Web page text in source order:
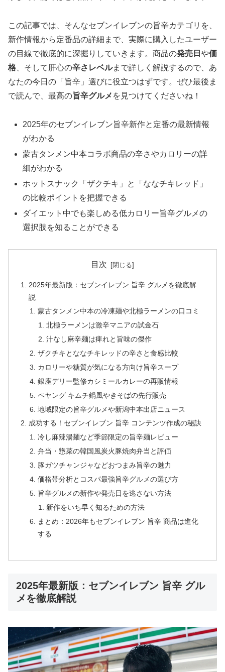
この記事では、そんなセブンイレブンの旨辛カテゴリを、
新作情報から定番品の詳細まで、実際に購入したユーザー
の目線で徹底的に深掘りしていきます。商品の発売日 や価
格 、そして肝心の辛さレベルまで詳しく解説するので、あ
なたの今日の「旨辛」選びに役立つはずです。ぜひ最後ま
で読んで、最高の旨辛グルメ を見つけてくださいね！
2025年のセブンイレブン旨辛新作と定番の最新情報
がわかる
蒙古タンメン中本コラボ商品の辛さやカロリーの詳
細がわかる
ホットスナック「ザクチキ」と「ななチキレッド」
の比較ポイントを把握できる
ダイエット中でも楽しめる低カロリー旨辛グルメの
選択肢を知ることができる
目次
2025年最新版：セブンイレブン 旨辛 グルメを徹底解
説
蒙古タンメン中本の冷凍麺や北極ラーメンの口コミ
北極ラーメンは激辛マニアの試金石
汁なし麻辛麺は痺れと旨味の傑作
ザクチキとななチキレッドの辛さと食感比較
カロリーや糖質が気になる方向け旨辛スープ
銀座デリー監修カシミールカレーの再販情報
ペヤング キムチ鍋風やきそばの先行販売
地域限定の旨辛グルメや新潟中本出店ニュース
成功する！セブンイレブン 旨辛 コンテンツ作成の秘訣
冷し麻辣湯麺など季節限定の旨辛麺レビュー
弁当・惣菜の韓国風炭火豚焼肉弁当と評価
豚ガツチャンジャなどおつまみ旨辛の魅力
価格帯分析とコスパ最強旨辛グルメの選び方
旨辛グルメの新作や発売日を逃さない方法
新作をいち早く知るための方法
まとめ：2026年もセブンイレブン 旨辛 商品は進化
する
2025年最新版：セブンイレブン 旨辛 グル
メを徹底解説